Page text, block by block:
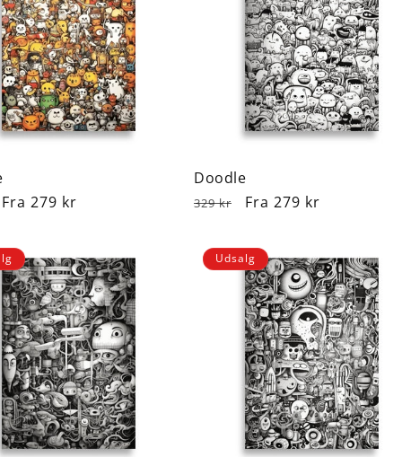
Udsalgspris
Fra 279 kr
Doodle
Normalpris
329 kr Udsalgspris
Fra 279 kr
Udsalg